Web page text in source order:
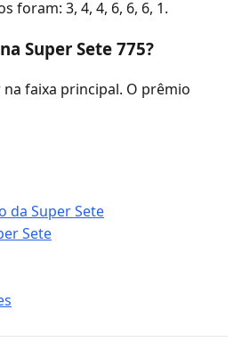
foram: 3, 4, 4, 6, 6, 6, 1.
Super Sete 775?
faixa principal. O prêmio
da Super Sete
Sete